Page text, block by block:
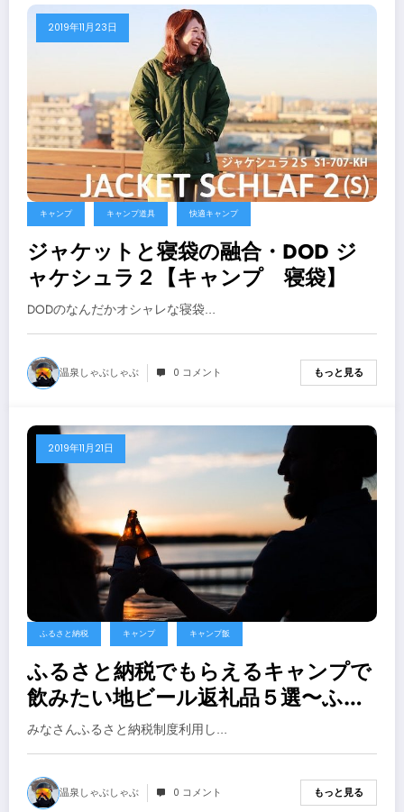
2019年11月23日
キャンプ キャンプ道具 快適キャンプ
ジャケットと寝袋の融合・DOD ジ
ャケシュラ２【キャンプ 寝袋】
DODのなんだかオシャレな寝袋…
温泉しゃぶしゃぶ 0 コメント もっと見る
2019年11月21日
ふるさと納税 キャンプ キャンプ飯
ふるさと納税でもらえるキャンプで
飲みたい地ビール返礼品５選〜ふる
なび編（２０１９年）【キャンプ
地ビール】
みなさんふるさと納税制度利用し…
温泉しゃぶしゃぶ 0 コメント もっと見る